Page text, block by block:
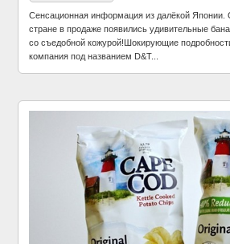
Сенсационная информация из далёкой Японии.
стране в продаже появились удивительные
со съедобной кожурой!Шокирующие
компания под названием D&T...